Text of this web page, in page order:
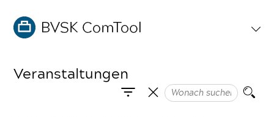
Veranstaltungen